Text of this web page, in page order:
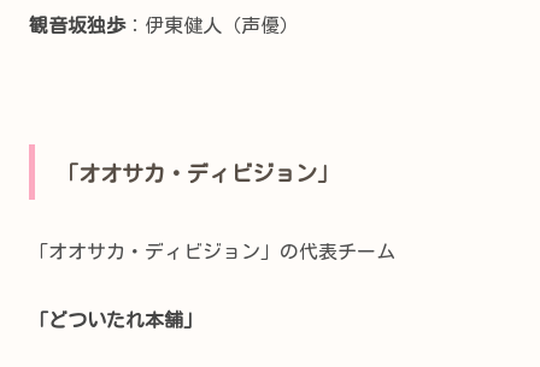
観音坂独歩：伊東健人（声優）
「オオサカ・ディビジョン」
「オオサカ・ディビジョン」の代表チーム
「どついたれ本舗」